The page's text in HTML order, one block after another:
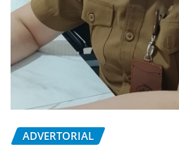
ADVERTORIAL